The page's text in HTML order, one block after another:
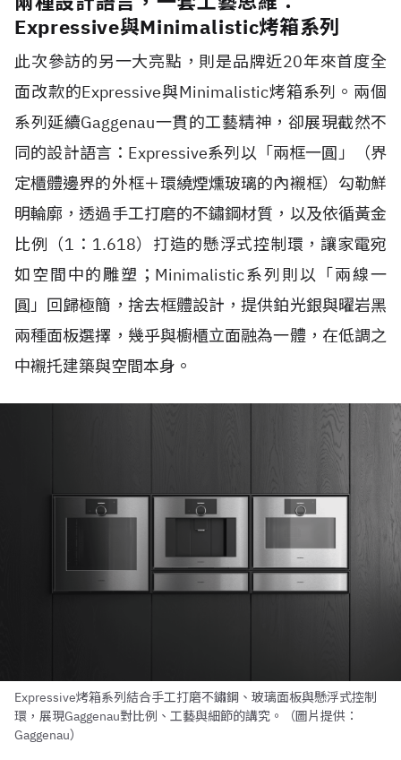
Expressive與Minimalistic烤箱系列
此次參訪的另一大亮點，則是品牌近20年來首度全
面改款的Expressive與Minimalistic烤箱系列。兩個
系列延續Gaggenau一貫的工藝精神，卻展現截然不
同的設計語言：Expressive系列以「兩框一圓」（界
定櫃體邊界的外框＋環繞煙燻玻璃的內襯框）勾勒鮮
明輪廓，透過手工打磨的不鏽鋼材質，以及依循黃金
比例（1：1.618）打造的懸浮式控制環，讓家電宛
如空間中的雕塑；Minimalistic系列則以「兩線一
圓」回歸極簡，捨去框體設計，提供鉑光銀與曜岩黑
兩種面板選擇，幾乎與櫥櫃立面融為一體，在低調之
中襯托建築與空間本身。
Expressive烤箱系列結合手工打磨不鏽鋼、玻璃面板與懸浮式控制
環，展現Gaggenau對比例、工藝與細節的講究。（圖片提供：
Gaggenau）